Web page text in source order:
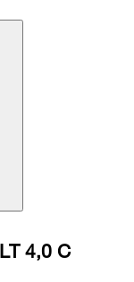
4,0 C